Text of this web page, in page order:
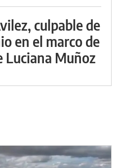
culpable de
en el marco de
Luciana Muñoz